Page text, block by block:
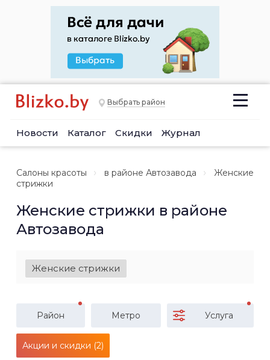
Выбрать район
Новости Каталог Скидки Журнал
Салоны красоты в районе Автозавода
Женские
стрижки
Женские стрижки в районе
Автозавода
Женские стрижки
Район Метро Услуга
Акции и скидки (2)